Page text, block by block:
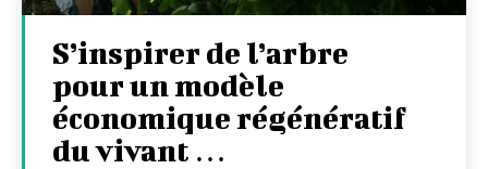
S’inspirer de l’arbre
pour un modèle
économique régénératif
du vivant …